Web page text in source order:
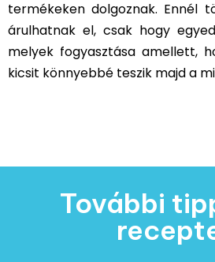
termékeken dolgoznak. Ennél
árulhatnak el, csak hogy
melyek fogyasztása amellett,
kicsit könnyebbé teszik majd a
További